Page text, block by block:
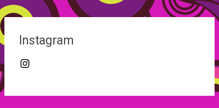
Instagram
Instagram